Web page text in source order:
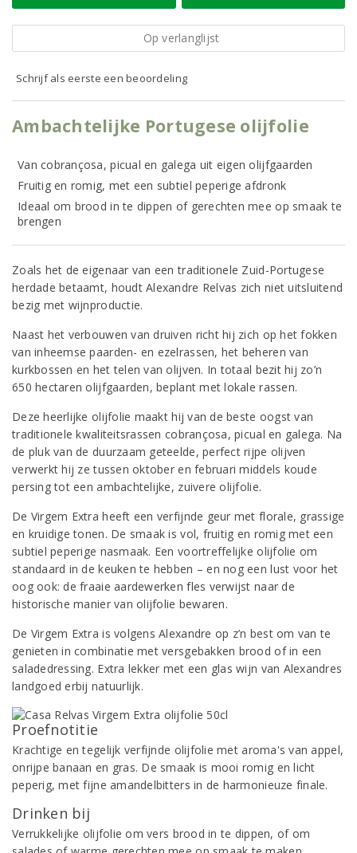
Op verlanglijst
Schrijf als eerste een beoordeling
Ambachtelijke Portugese olijfolie
Van cobrançosa, picual en galega uit eigen olijfgaarden
Fruitig en romig, met een subtiel peperige afdronk
Ideaal om brood in te dippen of gerechten mee op smaak te
brengen
Zoals het de eigenaar van een traditionele Zuid-Portugese
herdade betaamt, houdt Alexandre Relvas zich niet uitsluitend
bezig met wijnproductie.
Naast het verbouwen van druiven richt hij zich op het fokken
van inheemse paarden- en ezelrassen, het beheren van
kurkbossen en het telen van olijven. In totaal bezit hij zo’n
650 hectaren olijfgaarden, beplant met lokale rassen.
Deze heerlijke olijfolie maakt hij van de beste oogst van
traditionele kwaliteitsrassen cobrançosa, picual en galega. Na
de pluk van de duurzaam geteelde, perfect rijpe olijven
verwerkt hij ze tussen oktober en februari middels koude
persing tot een ambachtelijke, zuivere olijfolie.
De Virgem Extra heeft een verfijnde geur met florale, grassige
en kruidige tonen. De smaak is vol, fruitig en romig met een
subtiel peperige nasmaak. Een voortreffelijke olijfolie om
standaard in de keuken te hebben – en nog een lust voor het
oog ook: de fraaie aardewerken fles verwijst naar de
historische manier van olijfolie bewaren.
De Virgem Extra is volgens Alexandre op z’n best om van te
genieten in combinatie met versgebakken brood of in een
saladedressing. Extra lekker met een glas wijn van Alexandres
landgoed erbij natuurlijk.
Proefnotitie
Krachtige en tegelijk verfijnde olijfolie met aroma's van appel,
onrijpe banaan en gras. De smaak is mooi romig en licht
peperig, met fijne amandelbitters in de harmonieuze finale.
Drinken bij
Verrukkelijke olijfolie om vers brood in te dippen, of om